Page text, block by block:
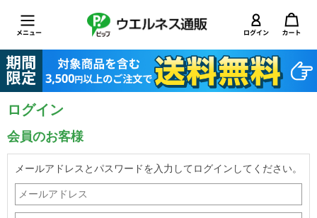
ログイン
会員のお客様
メールアドレスとパスワードを入力してログインしてください。